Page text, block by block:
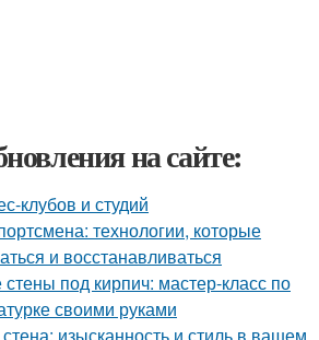
на сайте:
клубов и студий
технологии, которые
и восстанавливаться
под кирпич: мастер-класс по
своими руками
изысканность и стиль в вашем